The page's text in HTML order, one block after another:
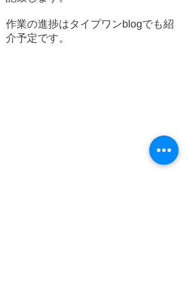
​作業の進捗はタイプワンblogでも紹
介予定です。